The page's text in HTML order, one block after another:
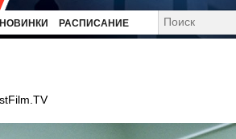
НОВИНКИ РАСПИСАНИЕ